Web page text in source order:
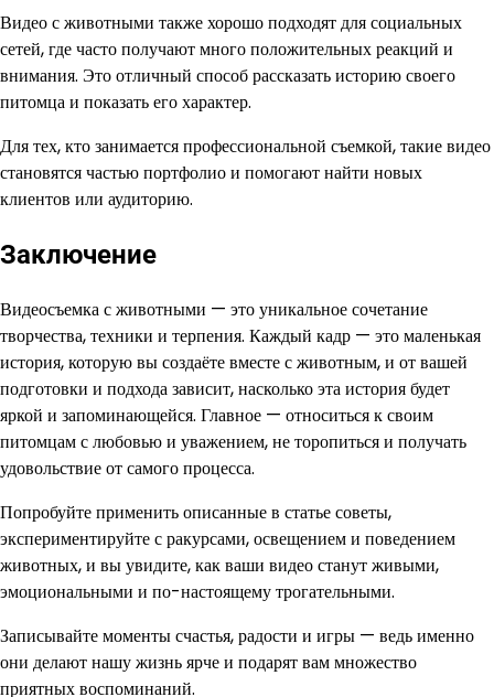
Видео с животными также хорошо подходят для социальных
сетей, где часто получают много положительных реакций и
внимания. Это отличный способ рассказать историю своего
питомца и показать его характер.
Для тех, кто занимается профессиональной съемкой, такие видео
становятся частью портфолио и помогают найти новых
клиентов или аудиторию.
Заключение
Видеосъемка с животными — это уникальное сочетание
творчества, техники и терпения. Каждый кадр — это маленькая
история, которую вы создаёте вместе с животным, и от вашей
подготовки и подхода зависит, насколько эта история будет
яркой и запоминающейся. Главное — относиться к своим
питомцам с любовью и уважением, не торопиться и получать
удовольствие от самого процесса.
Попробуйте применить описанные в статье советы,
экспериментируйте с ракурсами, освещением и поведением
животных, и вы увидите, как ваши видео станут живыми,
эмоциональными и по-настоящему трогательными.
Записывайте моменты счастья, радости и игры — ведь именно
они делают нашу жизнь ярче и подарят вам множество
приятных воспоминаний.